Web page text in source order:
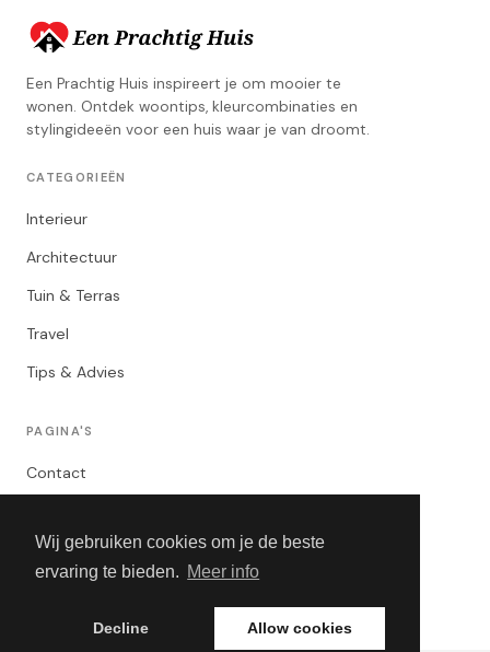
Wij gebruiken cookies om je de beste
ervaring te bieden. Meer info
Decline Allow cookies
Een Prachtig Huis inspireert je om mooier te
wonen. Ontdek woontips, kleurcombinaties en
stylingideeën voor een huis waar je van droomt.
CATEGORIEËN
Interieur
Architectuur
Tuin & Terras
Travel
Tips & Advies
PAGINA'S
Contact
Algemene Voorwaarden
Adverteren